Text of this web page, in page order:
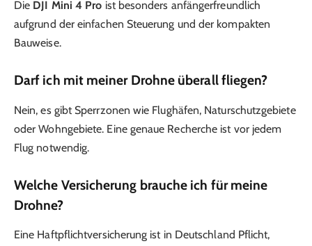
Die DJI Mini 4 Pro ist besonders anfängerfreundlich
aufgrund der einfachen Steuerung und der kompakten
Bauweise.
Darf ich mit meiner Drohne überall fliegen?
Nein, es gibt Sperrzonen wie Flughäfen, Naturschutzgebiete
oder Wohngebiete. Eine genaue Recherche ist vor jedem
Flug notwendig.
Welche Versicherung brauche ich für meine
Drohne?
Eine Haftpflichtversicherung ist in Deutschland Pflicht,